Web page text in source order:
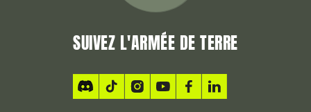
SUIVEZ L'ARMÉE DE TERRE